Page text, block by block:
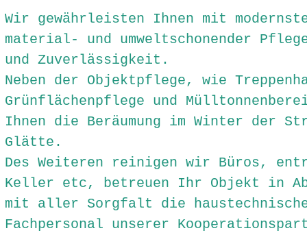
Wir gewährleisten Ihnen mit
material- und umweltschonender
und Zuverlässigkeit.
Neben der Objektpflege, wie
Grünflächenpflege und
Ihnen die Beräumung im Winter der
Glätte.
Des Weiteren reinigen wir Büros,
Keller etc, betreuen Ihr Objekt in
mit aller Sorgfalt die
Fachpersonal unserer